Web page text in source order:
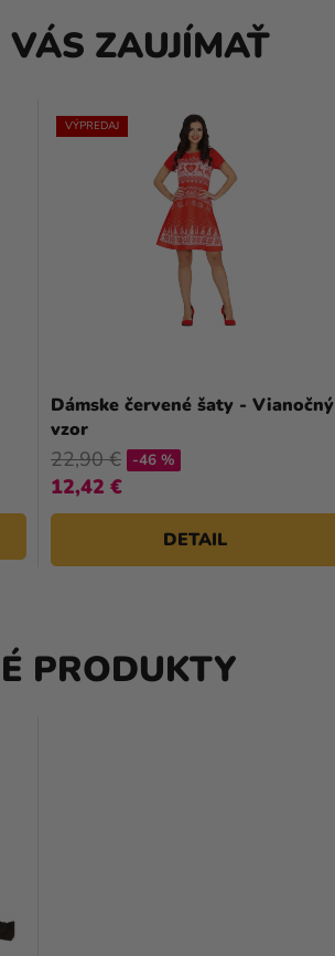
ZAUJÍMAŤ
VÝPREDAJ
Dámske červené šaty - Vianočný
vzor
22,90 €
12,42 €
-46 %
DETAIL
PRODUKTY